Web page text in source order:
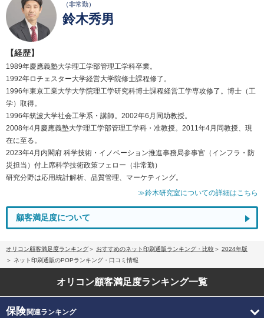
（非常勤）
鈴木秀男
【経歴】
1989年慶應義塾大学理工学部管理工学科卒業。
1992年ロチェスター大学経営大学院修士課程修了。
1996年東京工業大学大学院理工学研究科博士課程経営工学専攻修了。博士（工
学）取得。
1996年筑波大学社会工学系・講師。2002年6月同助教授。
2008年4月慶應義塾大学理工学部管理工学科・准教授。2011年4月同教授、現
在に至る。
2023年4月内閣府 科学技術・イノベーション推進事務局参事官（インフラ・防
災担当）付上席科学技術政策フェロー（非常勤）
研究分野は応用統計解析、品質管理、マーケティング。
≫鈴木研究室についての詳細はこちら
顧客満足度について
オリコン顧客満足度ランキング おすすめのネット印刷通販ランキング・比較
2024年版
ネット印刷通販のPOPランキング・口コミ情報
オリコン顧客満足度ランキング一覧
保険関連ランキング